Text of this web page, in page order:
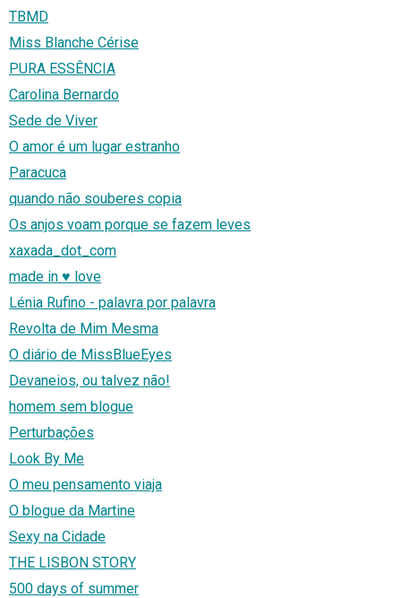
TBMD
Miss Blanche Cérise
PURA ESSÊNCIA
Carolina Bernardo
Sede de Viver
O amor é um lugar estranho
Paracuca
quando não souberes copia
Os anjos voam porque se fazem leves
xaxada_dot_com
made in ♥ love
Lénia Rufino - palavra por palavra
Revolta de Mim Mesma
O diário de MissBlueEyes
Devaneios, ou talvez não!
homem sem blogue
Perturbações
Look By Me
O meu pensamento viaja
O blogue da Martine
Sexy na Cidade
THE LISBON STORY
500 days of summer